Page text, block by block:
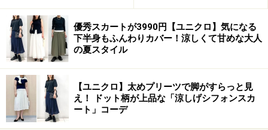
ルス対策ができるのが嬉しいポイントです。
また、カラバリが16色と豊富に揃っていて、好みに合わ
せて選べるのも魅力的。写真のカラーは春らしい爽やか
さもありながら、ベーシックで合わせやすいブルーグレ
ー。定番のデニムにも、今年トレンドのベージュ系コー
デにも馴染むので、ついついヘビロテしてしまいそうで
す。
優秀スカートが3990円【ユニクロ】気になる
下半身もふんわりカバー！涼しくて甘めな大人
の夏スタイル
【ユニクロ】太めプリーツで脚がすらっと見
え！ ドット柄が上品な「涼しげシフォンスカ
ート」コーデ